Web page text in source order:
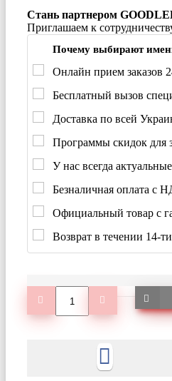
Стань партнером
Приглашаем к
Почему выбирают
Онлайн прием заказов
Бесплатный вызов
Доставка по всей
Программы скидок для
У нас всегда
Безналичная оплата с
Официальный товар с
Возврат в течении 14-